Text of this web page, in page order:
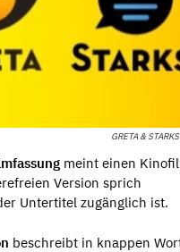
GRETA &
meint einen
Version sprich
Untertitel zugänglich ist.
beschreibt in knappen